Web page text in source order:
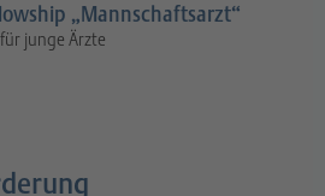
„Mannschaftsarzt“
junge Ärzte